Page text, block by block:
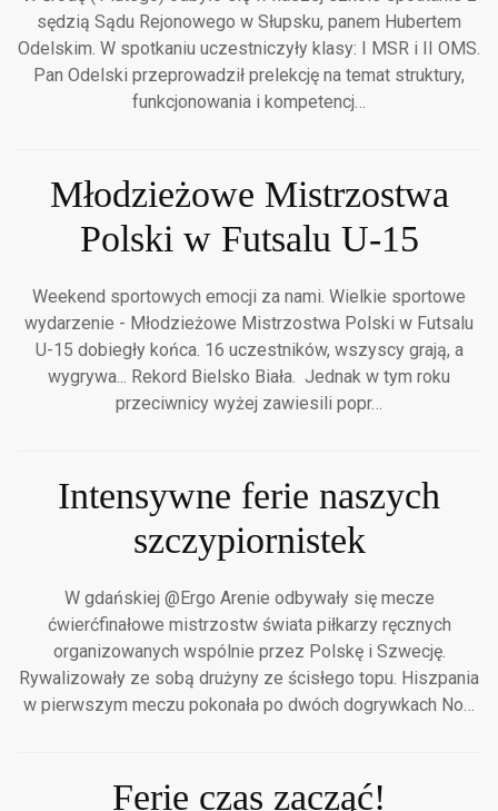
sędzią Sądu Rejonowego w Słupsku, panem Hubertem
Odelskim. W spotkaniu uczestniczyły klasy: I MSR i II OMS.
Pan Odelski przeprowadził prelekcję na temat struktury,
funkcjonowania i kompetencj…
Młodzieżowe Mistrzostwa
Polski w Futsalu U-15
Weekend sportowych emocji za nami. Wielkie sportowe
wydarzenie - Młodzieżowe Mistrzostwa Polski w Futsalu
U-15 dobiegły końca. 16 uczestników, wszyscy grają, a
wygrywa... Rekord Bielsko Biała. Jednak w tym roku
przeciwnicy wyżej zawiesili popr…
Intensywne ferie naszych
szczypiornistek
W gdańskiej @Ergo Arenie odbywały się mecze
ćwierćfinałowe mistrzostw świata piłkarzy ręcznych
organizowanych wspólnie przez Polskę i Szwecję.
Rywalizowały ze sobą drużyny ze ścisłego topu. Hiszpania
w pierwszym meczu pokonała po dwóch dogrywkach No…
Ferie czas zacząć!